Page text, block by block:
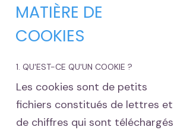
MATIÈRE DE
COOKIES
1. QU'EST-CE QU'UN COOKIE ?
Les cookies sont de petits
fichiers constitués de lettres et
de chiffres qui sont téléchargés